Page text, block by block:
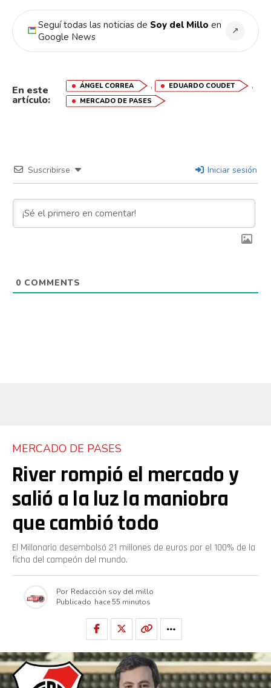
Seguí todas las noticias de Soy del Millo en
Google News
↗
En este
artículo:
ÁNGEL CORREA , EDUARDO COUDET ,
MERCADO DE PASES
Suscribirse Iniciar sesión
0 COMMENTS
MERCADO DE PASES
River rompió el mercado y
salió a la luz la maniobra
que cambió todo
El Millonario desembolsó 21 millones de euros por el 100% de la
ficha del campeón del mundo.
Por Redacción soy del millo
Publicado hace 55 minutos